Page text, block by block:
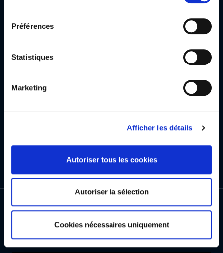
Préférences
Statistiques
Marketing
Afficher les détails
Autoriser tous les cookies
Autoriser la sélection
Cookies nécessaires uniquement
LIVRAISON OFFERTE
EN EUROPE
PAIEMENT
SÉCURISÉ
LIVRAISON
POUR TOUTE QUESTION
ASSISTANCE